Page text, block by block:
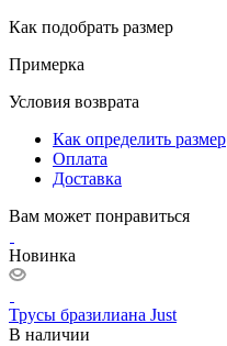
Как подобрать размер
Примерка
Условия возврата
Как определить размер
Оплата
Доставка
Вам может понравиться
Новинка
Трусы бразилиана Just
В наличии